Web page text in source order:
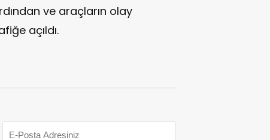
ve araçların olay
açıldı.